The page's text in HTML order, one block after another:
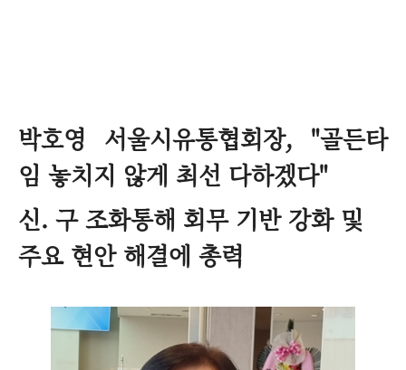
박호영 서울시유통협회장, "골든타
임 놓치지 않게 최선 다하겠다"
신. 구 조화통해 회무 기반 강화 및
주요 현안 해결에 총력